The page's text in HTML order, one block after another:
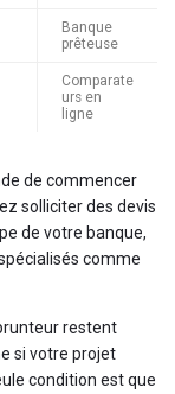
Banque
prêteuse
Comparate
urs en
ligne
de commencer
solliciter des devis
de votre banque,
comme
restent
si votre projet
condition est que